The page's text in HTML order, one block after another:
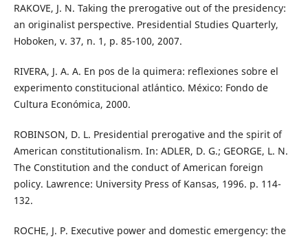
RAKOVE, J. N. Taking the prerogative out of the presidency:
an originalist perspective. Presidential Studies Quarterly,
Hoboken, v. 37, n. 1, p. 85-100, 2007.
RIVERA, J. A. A. En pos de la quimera: reflexiones sobre el
experimento constitucional atlántico. México: Fondo de
Cultura Económica, 2000.
ROBINSON, D. L. Presidential prerogative and the spirit of
American constitutionalism. In: ADLER, D. G.; GEORGE, L. N.
The Constitution and the conduct of American foreign
policy. Lawrence: University Press of Kansas, 1996. p. 114-
132.
ROCHE, J. P. Executive power and domestic emergency: the